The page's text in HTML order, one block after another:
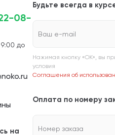
08-
до
на
Будьте всегда в
Ваш e-mail
Нажимая кнопку «ОК», вы
условия
Соглашения об
Оплата по номеру
Номер заказа